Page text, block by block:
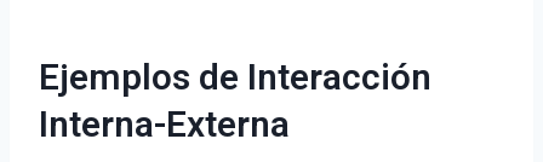
Ejemplos de Interacción
Interna-Externa